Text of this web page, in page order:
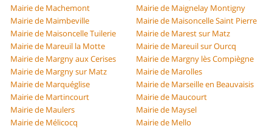
Mairie de Machemont
Mairie de Maignelay Montigny
Mairie de Maimbeville
Mairie de Maisoncelle Saint Pierre
Mairie de Maisoncelle Tuilerie
Mairie de Marest sur Matz
Mairie de Mareuil la Motte
Mairie de Mareuil sur Ourcq
Mairie de Margny aux Cerises
Mairie de Margny lès Compiègne
Mairie de Margny sur Matz
Mairie de Marolles
Mairie de Marquéglise
Mairie de Marseille en Beauvaisis
Mairie de Martincourt
Mairie de Maucourt
Mairie de Maulers
Mairie de Maysel
Mairie de Mélicocq
Mairie de Mello